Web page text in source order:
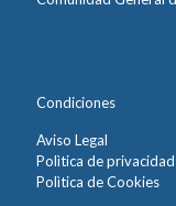
Condiciones
Aviso Legal
Polìtica de privacidad
Polìtica de Cookies